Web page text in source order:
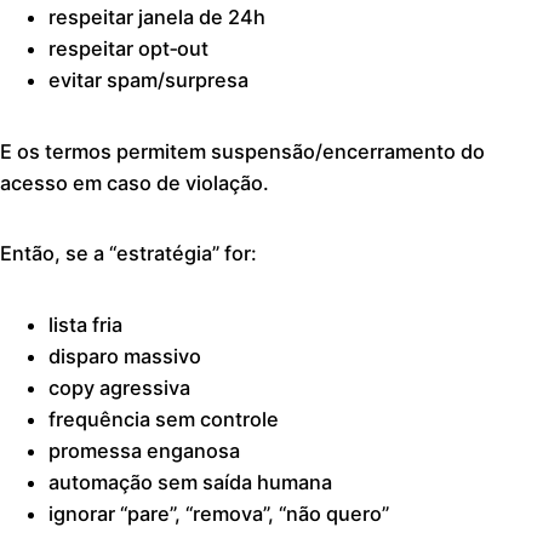
respeitar janela de 24h
respeitar opt‑out
evitar spam/surpresa
E os termos permitem suspensão/encerramento do
acesso em caso de violação.
Então, se a “estratégia” for:
lista fria
disparo massivo
copy agressiva
frequência sem controle
promessa enganosa
automação sem saída humana
ignorar “pare”, “remova”, “não quero”